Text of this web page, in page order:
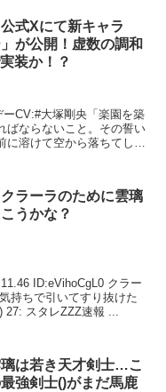
公式Xにて新キャラ
」が公開！虚数の調和
装か！？
CV:#大塚剛央「楽園を築
ならないこと。その誓い
溶けて空から落ちてしま
クラーラのために雲璃
うかな？
ID:eVihoCgL0 クラー
持ちで引いてすり抜けた
27: スタレZZZ速報 ...
璃は若き天才剣士…こ
強剣士()がまだ馬鹿